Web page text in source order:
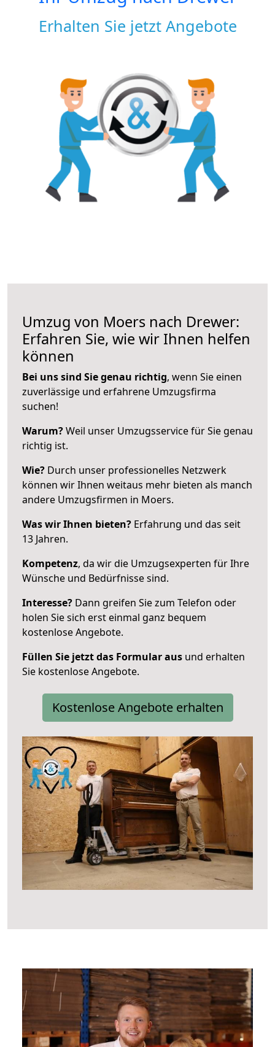
Erhalten Sie jetzt Angebote
Umzug von Moers nach Drewer:
Erfahren Sie, wie wir Ihnen helfen
können
Bei uns sind Sie genau richtig, wenn Sie einen
zuverlässige und erfahrene Umzugsfirma
suchen!
Warum?Weil unser Umzugsservice für Sie genau
richtig ist.
Wie? Durch unser professionelles Netzwerk
können wir Ihnen weitaus mehr bieten als manch
andere Umzugsfirmen in Moers.
Was wir Ihnen bieten? Erfahrung und das seit
13 Jahren.
Kompetenz, da wir die Umzugsexperten für Ihre
Wünsche und Bedürfnisse sind.
Interesse? Dann greifen Sie zum Telefon oder
holen Sie sich erst einmal ganz bequem
kostenlose Angebote.
Füllen Sie jetzt das Formular aus und erhalten
Sie kostenlose Angebote.
Kostenlose Angebote erhalten